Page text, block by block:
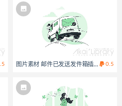
景 图片素材 邮件已发送发件箱插画扁平场
0.5